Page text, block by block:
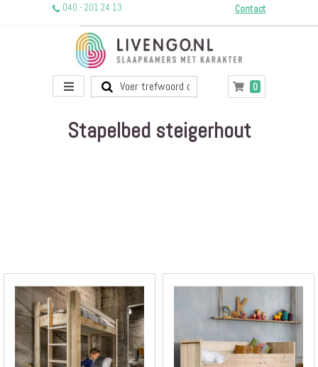
040 - 201 24 13 Contact
Toggle
Winkelwagen
0producten
Stapelbed steigerhout